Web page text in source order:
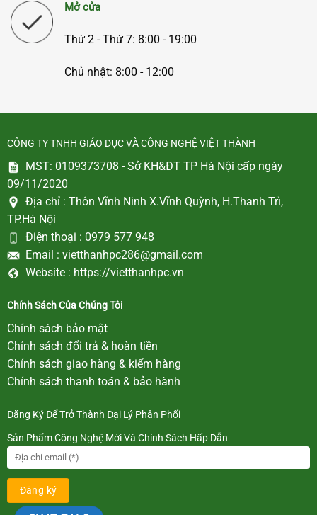
Mở cửa
Thứ 2 - Thứ 7: 8:00 - 19:00
Chủ nhật: 8:00 - 12:00
CÔNG TY TNHH GIÁO DỤC VÀ CÔNG NGHỆ VIỆT THÀNH
MST: 0109373708 - Sở KH&ĐT TP Hà Nội cấp ngày
09/11/2020
Địa chỉ : Thôn Vĩnh Ninh X.Vĩnh Quỳnh, H.Thanh Trì,
TP.Hà Nội
Điện thoại : 0979 577 948
Email : vietthanhpc286@gmail.com
Website : https://vietthanhpc.vn
Chính Sách Của Chúng Tôi
Chính sách bảo mật
Chính sách đổi trả & hoàn tiền
Chính sách giao hàng & kiểm hàng
Chính sách thanh toán & bảo hành
Đăng Ký Để Trở Thành Đại Lý Phân Phối
Sản Phẩm Công Nghệ Mới Và Chính Sách Hấp Dẫn